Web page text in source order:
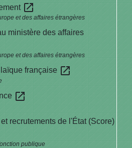
open_in_new
et des affaires étrangères
ministère des affaires
et des affaires étrangères
française open_in_new
open_in_new
recrutements de l'État (Score)
publique